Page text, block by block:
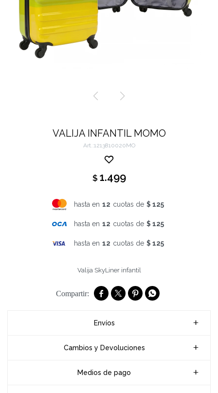
VALIJA INFANTIL MOMO
1213810020MO
$ 1.499
hasta en 12 cuotas de $ 125
hasta en 12 cuotas de $ 125
hasta en 12 cuotas de $ 125
Valija SkyLiner infantil
   
Envíos
Cambios y Devoluciones
Medios de pago